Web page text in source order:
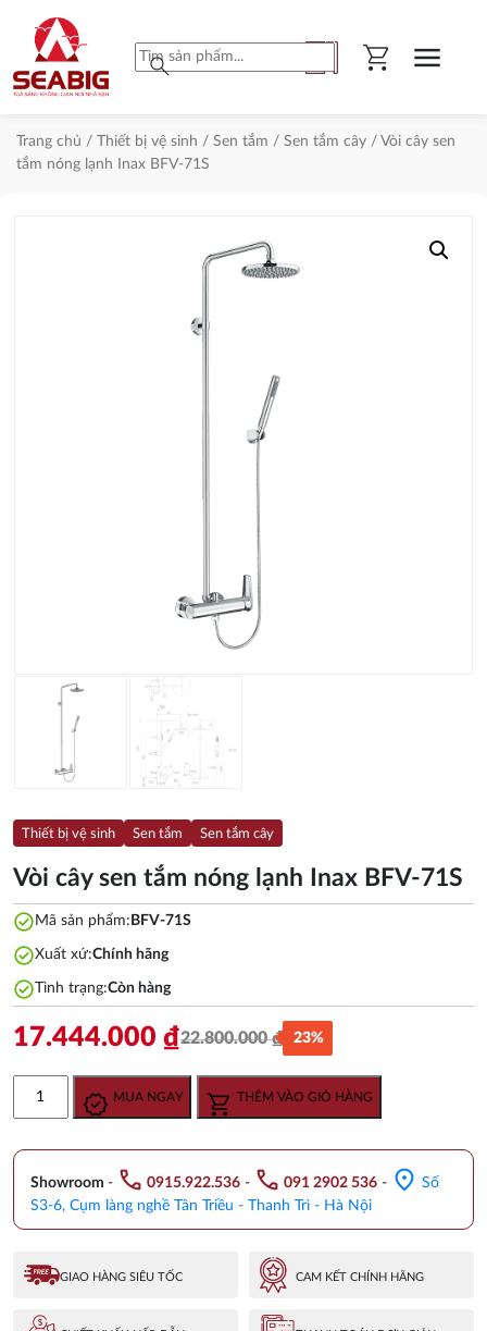
search shopping_cart menu
Trang chủ / Thiết bị vệ sinh / Sen tắm / Sen tắm cây / Vòi cây sen
tắm nóng lạnh Inax BFV-71S
Thiết bị vệ sinh Sen tắm Sen tắm cây
Vòi cây sen tắm nóng lạnh Inax BFV-71S
check_circle Mã sản phẩm: BFV-71S
check_circleXuất xứ:Chính hãng
check_circleTình trạng:Còn hàng
22.800.000₫
Giá
gốc
là:
17.444.000 ₫
Giá
hiện
tại
17.444.000 ₫.
23%
tắm
nóng
lạnh
Inax
71S
lượng
MUA NGAY THÊM VÀO GIỎ HÀNG
Showroom - call 0915.922.536 - call 091 2902 536 - location_on Số
S3-6, Cụm làng nghề Tân Triều - Thanh Trì - Hà Nội
GIAO HÀNG SIÊU TỐC CAM KẾT CHÍNH HÃNG